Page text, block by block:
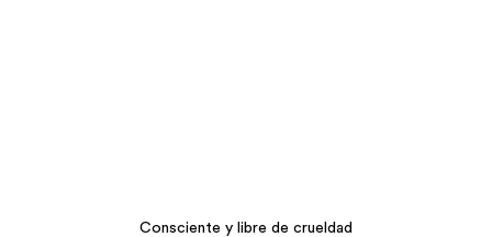
Consciente y libre de crueldad